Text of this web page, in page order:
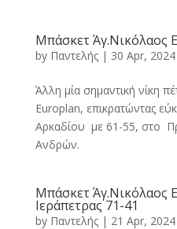
Μπάσκετ Άγ.Νικόλαος
by Παντελής| 30 Apr, 2024
Άλλη μία σημαντική νίκη
Europlan, επικρατώντας
Αρκαδίου με 61-55, στο
Ανδρών.
Μπάσκετ Άγ.Νικόλαος
Ιεράπετρας 71-41
by Παντελής| 21 Apr, 2024